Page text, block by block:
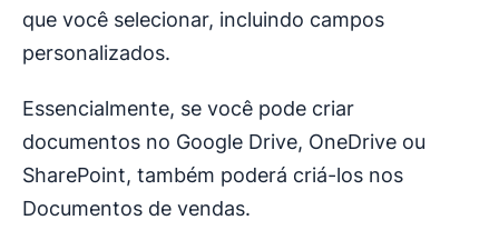
que você selecionar, incluindo campos
personalizados.
Essencialmente, se você pode criar
documentos no Google Drive, OneDrive ou
SharePoint, também poderá criá-los nos
Documentos de vendas.